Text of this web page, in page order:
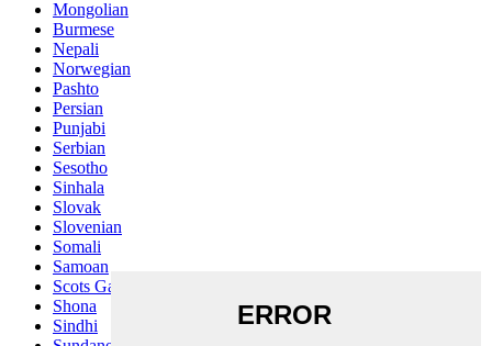
Mongolian
Burmese
Nepali
Norwegian
Pashto
Persian
Punjabi
Serbian
Sesotho
Sinhala
Slovak
Slovenian
Somali
Samoan
Scots Gaelic
Shona
Sindhi